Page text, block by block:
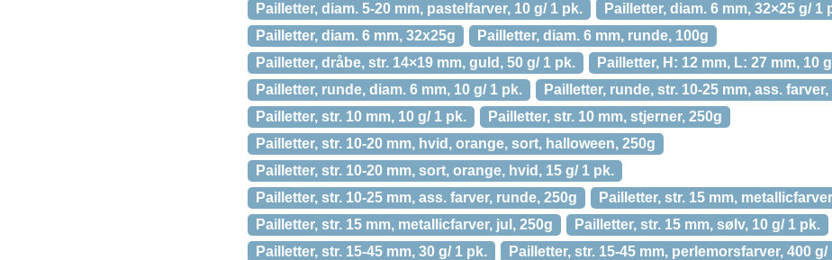
Pailletter, diam. 5-20 mm, pastelfarver, 10 g/ 1 pk.
Pailletter, diam. 6 mm, 32×25 g/ 1
Pailletter, diam. 6 mm, 32x25g
Pailletter, diam. 6 mm, runde, 100g
Pailletter, dråbe, str. 14×19 mm, guld, 50 g/ 1 pk.
Pailletter, H: 12 mm, L: 27 mm, 10
Pailletter, runde, diam. 6 mm, 10 g/ 1 pk.
Pailletter, runde, str. 10-25 mm, ass.
Pailletter, str. 10 mm, 10 g/ 1 pk.
Pailletter, str. 10 mm, stjerner, 250g
Pailletter, str. 10-20 mm, hvid, orange, sort, halloween, 250g
Pailletter, str. 10-20 mm, sort, orange, hvid, 15 g/ 1 pk.
Pailletter, str. 10-25 mm, ass. farver, runde, 250g
Pailletter, str. 15 mm,
Pailletter, str. 15 mm, metallicfarver, jul, 250g
Pailletter, str. 15 mm, sølv, 10 g/ 1 pk.
Pailletter, str. 15-45 mm, 30 g/ 1 pk.
Pailletter, str. 15-45 mm, perlemorsfarver, 400 g/